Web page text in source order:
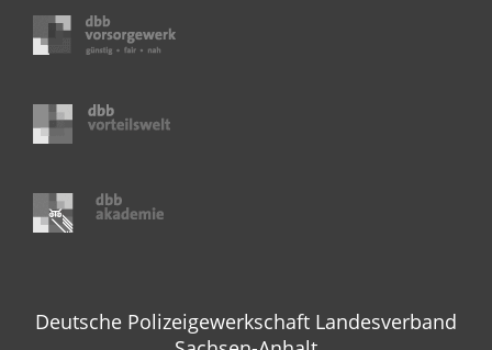
Deutsche Polizeigewerkschaft Landesverband